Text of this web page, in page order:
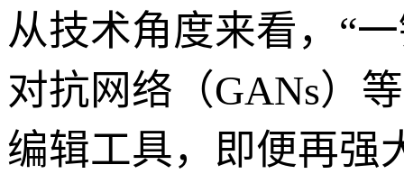
从技术角度来看，“
对抗网络（GANs）
编辑工具，即便再强